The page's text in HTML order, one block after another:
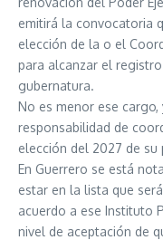
emitirá la convocatoria
elección de la o el
para alcanzar el
gubernatura.
No es menor ese
responsabilidad de
elección del 2027 de su
En Guerrero se está
estar en la lista que
acuerdo a ese Instituto
nivel de aceptación de